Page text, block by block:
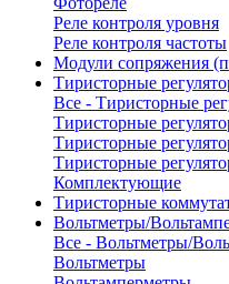
Реле контроля уровня
Реле контроля частоты
Модули сопряжения
Тиристорные
Все - Тиристорные
Тиристорные
Тиристорные
Тиристорные
Комплектующие
Тиристорные
Вольтметры/
Все - Вольтметры/
Вольтметры